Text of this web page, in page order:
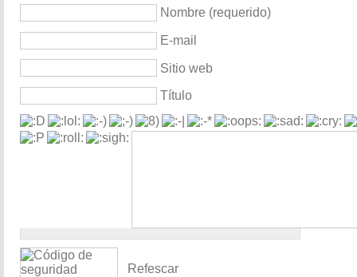
Nombre (requerido)
E-mail
Sitio web
Título
Refescar